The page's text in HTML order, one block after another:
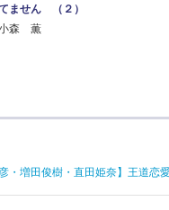
ません （２）
森 薫
・増田俊樹・直田姫奈】王道恋